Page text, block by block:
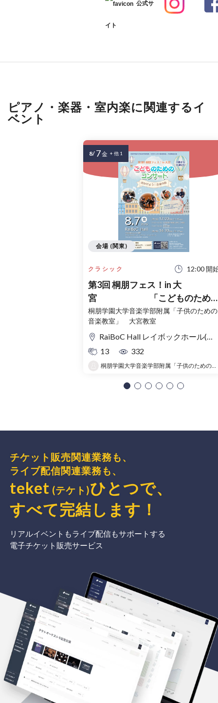
公式サ
イト
ピアノ・楽器・室内楽に関連するイ
ベント
クラシック 12:00 開
第3回 桐朋フェス！in 大
宮 「こどものため
コンサート」〜出かけよう！音
の旅〜
桐朋学園大学音楽学部附属「子供のための
音楽教室」 大宮教室
RaiBoC Hall レイボックホール(市民会館おおみや) 5F リハーサルルーム・レクリエーションルーム
13
332
桐朋学園大学音楽学部附属「子供のための音楽教室 」大宮教室
会場 (関東)
8/ 7金 + 他 1
チケット販売関連業務も、
ライブ配信関連業務も、
teket (テケト)ひとつで、
すべて完結 します ！
リアルイベントもライブ配信もサポートする
電子チケット販売サービス